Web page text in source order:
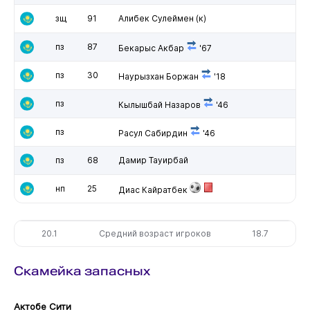
зщ 91 Алибек Сулеймен (к)
пз 87 Бекарыс Акбар '67
пз 30 Наурызхан Боржан '18
пз Кылышбай Назаров '46
пз Расул Сабирдин '46
пз 68 Дамир Тауирбай
нп 25 Диас Кайратбек
20.1 Средний возраст игроков 18.7
Скамейка запасных
Актобе Сити